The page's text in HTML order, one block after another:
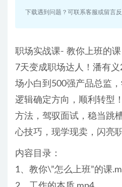
下载遇到问题？可联系客服或留言
职场实战课- 教你上班的
7天变成职场达人！潘有
场小白到500强产品总监
逻辑确定方向，顺利转型
方法，驾驭面试，稳当跳
心技巧，现学现卖，闪亮职
内容目录：
1、教你\”怎么上班”的课